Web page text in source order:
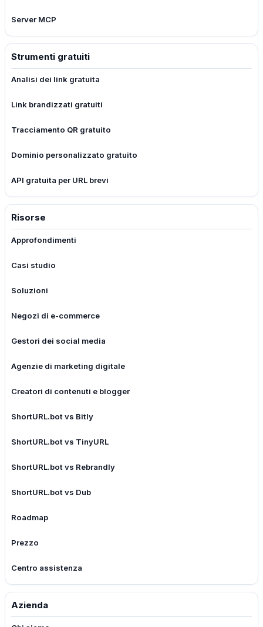
Server MCP
Strumenti gratuiti
Analisi dei link gratuita
Link brandizzati gratuiti
Tracciamento QR gratuito
Dominio personalizzato gratuito
API gratuita per URL brevi
Risorse
Approfondimenti
Casi studio
Soluzioni
Negozi di e-commerce
Gestori dei social media
Agenzie di marketing digitale
Creatori di contenuti e blogger
ShortURL.bot vs Bitly
ShortURL.bot vs TinyURL
ShortURL.bot vs Rebrandly
ShortURL.bot vs Dub
Roadmap
Prezzo
Centro assistenza
Azienda